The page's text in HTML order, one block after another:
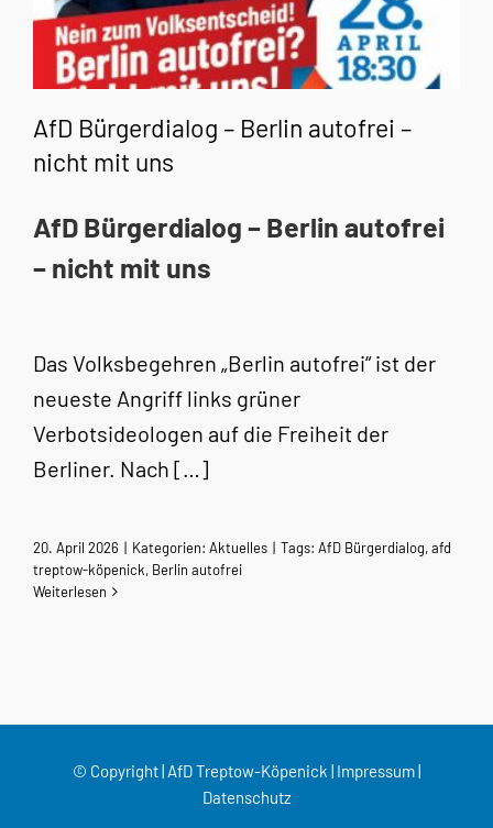
AfD Bürgerdialog – Berlin autofrei –
nicht mit uns
AfD Bürgerdialog – Berlin autofrei
– nicht mit uns
Das Volksbegehren „Berlin autofrei“ ist der
neueste Angriff links grüner
Verbotsideologen auf die Freiheit der
Berliner. Nach […]
20. April 2026 | Kategorien: Aktuelles | Tags: AfD Bürgerdialog,afd
treptow-köpenick, Berlin autofrei
Weiterlesen
© Copyright | AfD Treptow-Köpenick | Impressum|
Datenschutz